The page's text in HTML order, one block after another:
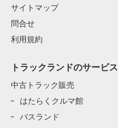
サイトマップ
問合せ
利用規約
トラックランドのサービス
中古トラック販売
はたらくクルマ館
バスランド